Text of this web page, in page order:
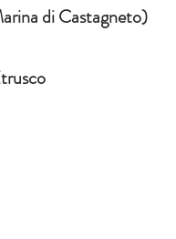
di Castagneto)